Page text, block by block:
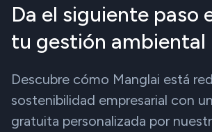
Da el siguiente paso
tu gestión ambiental
Descubre cómo Manglai está
sostenibilidad empresarial con
gratuita personalizada por